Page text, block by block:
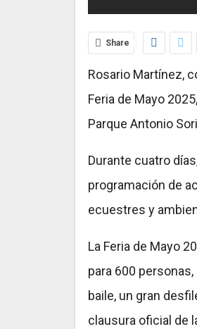
Share
Rosario Martínez,
Feria de Mayo
Parque Antonio
Durante cuatro
programación de
ecuestres y
La Feria de Mayo
para 600
baile, un gran
clausura oficial de